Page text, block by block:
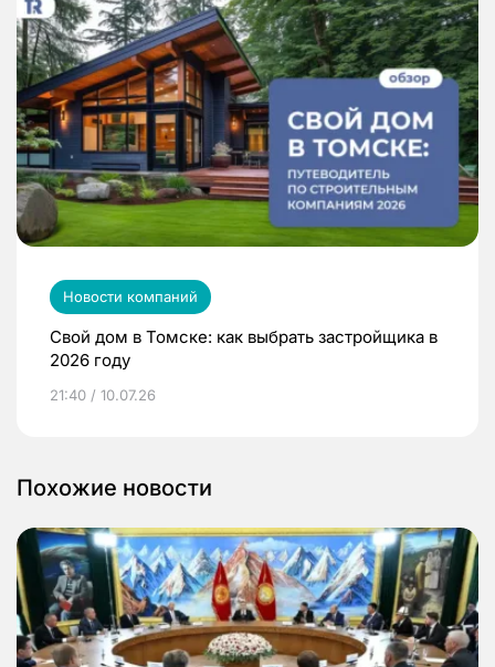
Новости компаний
Свой дом в Томске: как выбрать застройщика в
2026 году
21:40 / 10.07.26
Похожие новости